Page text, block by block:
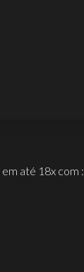
até 18x com :